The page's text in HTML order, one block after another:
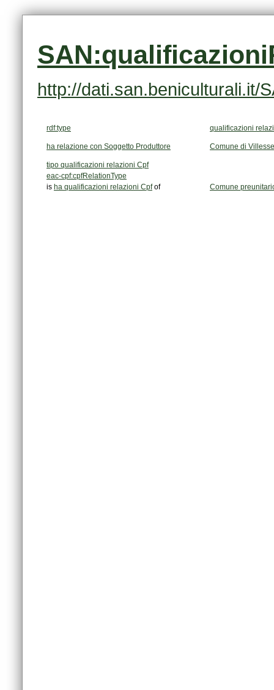
http://dati.san.beniculturali.it/
rdf:type qualificazioni
ha relazione con Soggetto Produttore Comune di
tipo qualificazioni relazioni Cpf
eac-cpf:cpfRelationType
is ha qualificazioni relazioni Cpfof Comune